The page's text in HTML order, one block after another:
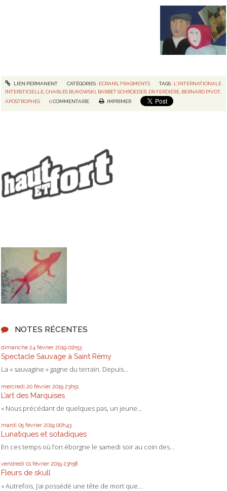
NOTES RÉCENTES
dimanche 24 février 2019 01h53
Spectacle Sauvage à Saint Rémy
La « sauvagine » gagne du terrain. Depuis...
mercredi 20 février 2019 23h51
L’art des Marquises
« Nous précédant de quelques pas, un jeune...
mardi 05 février 2019 00h43
Lunatiques et sotadiques
En ces temps où l’on éborgne le samedi soir au coin des...
vendredi 01 février 2019 23h58
Fleurs de skull
« Autrefois, j’ai possédé une tête de mort que...
LIEN PERMANENT CATÉGORIES : ECRANS, FRAGMENTS TAGS : L'INTERNATIONALE
INTERSTICIELLE ,CHARLES BUKOWSKI BARBET SCHROEDER DR FERDIÈRE BERNARD PIVOT,
APOSTROPHES
0 COMMENTAIRE IMPRIMER